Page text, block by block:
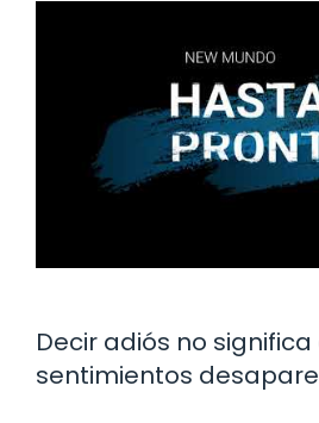
Decir adiós no significa
sentimientos